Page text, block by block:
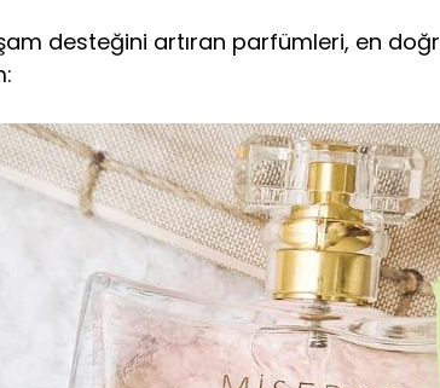
desteğini artıran parfümleri, en